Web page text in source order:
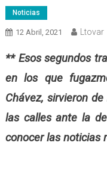
Noticias
12 Abril, 2021 Ltovar
** Esos segundos
en los que
Chávez, sirvieron
las calles ante la
conocer las noticias